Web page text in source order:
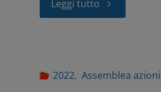
Leggi tutto
2022, Assemblea